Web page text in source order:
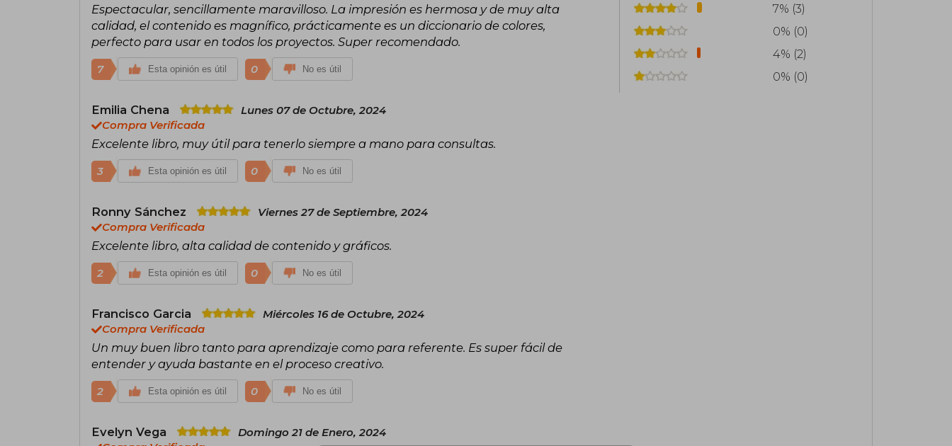
Espectacular, sencillamente maravilloso. La impresión es hermosa y de muy alta
calidad, el contenido es magnífico, prácticamente es un diccionario de colores,
perfecto para usar en todos los proyectos. Super recomendado.
7 Esta opinión es útil 0 No es útil
Emilia Chena
Lunes 07 de Octubre, 2024
Compra Verificada
Excelente libro, muy útil para tenerlo siempre a mano para consultas.
3 Esta opinión es útil 0 No es útil
Ronny Sánchez
Viernes 27 de Septiembre, 2024
Compra Verificada
Excelente libro, alta calidad de contenido y gráficos.
2 Esta opinión es útil 0 No es útil
Francisco Garcia
Miércoles 16 de Octubre, 2024
Compra Verificada
Un muy buen libro tanto para aprendizaje como para referente. Es super fácil de
entender y ayuda bastante en el proceso creativo.
2 Esta opinión es útil 0 No es útil
Evelyn Vega
Domingo 21 de Enero, 2024
7% (3)
0% (0)
4% (2)
0% (0)